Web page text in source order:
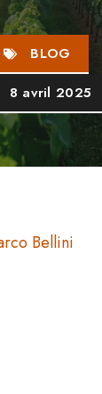
BLOG
8 avril 2025
Bellini